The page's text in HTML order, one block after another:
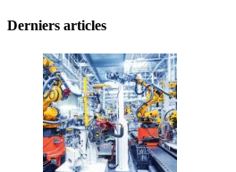
Derniers articles